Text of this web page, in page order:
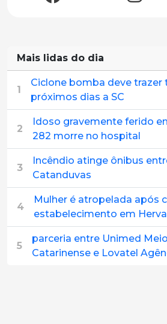
Mais lidas do dia
1
Ciclone bomba deve trazer
próximos dias a SC
2
Idoso gravemente ferido
282 morre no hospital
3
Incêndio atinge ônibus
Catanduvas
4
Mulher é atropelada após
estabelecimento em
5
parceria entre Unimed
Catarinense e Lovatel